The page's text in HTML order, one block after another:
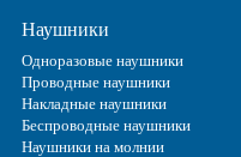
Наушники
Одноразовые наушники
Проводные наушники
Накладные наушники
Беспроводные наушники
Наушники на молнии